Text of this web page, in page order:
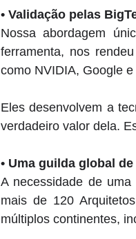
• Validação pelas
Nossa abordagem
ferramenta, nos
como NVIDIA, Google
Eles desenvolvem a
verdadeiro valor dela.
• Uma guilda global
A necessidade de
mais de 120
múltiplos continentes,